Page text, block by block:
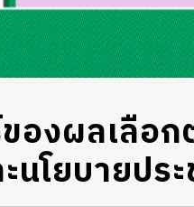
องผลเลือ
โยบายปร